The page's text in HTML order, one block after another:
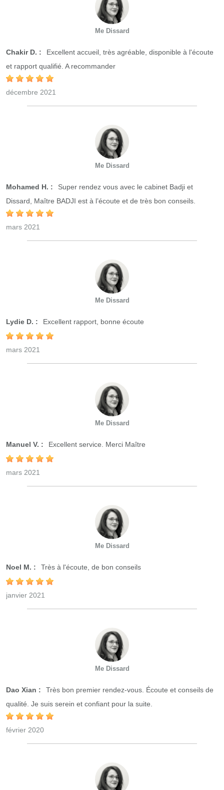
Me Dissard
Chakir D. :
Excellent accueil, très agréable, disponible à l'écoute
et rapport qualifié. A recommander
décembre 2021
Me Dissard
Mohamed H. :
Super rendez vous avec le cabinet Badji et
Dissard, Maître BADJI est à l’écoute et de très bon conseils.
mars 2021
Me Dissard
Lydie D. : Excellent rapport, bonne écoute
mars 2021
Me Dissard
Manuel V. : Excellent service. Merci Maître
mars 2021
Me Dissard
Noel M. : Très à l'écoute, de bon conseils
janvier 2021
Me Dissard
Dao Xian :
Très bon premier rendez-vous. Écoute et conseils de
qualité. Je suis serein et confiant pour la suite.
février 2020